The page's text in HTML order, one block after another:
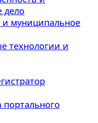
дело
и муниципальное
технологии и